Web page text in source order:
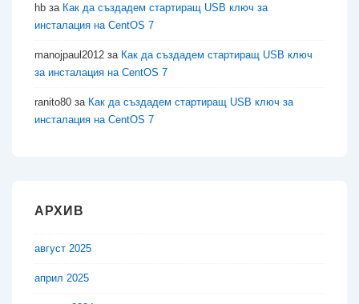
hb за Как да създадем стартиращ USB ключ за
инсталация на CentOS 7
manojpaul2012 за Как да създадем стартиращ USB ключ
за инсталация на CentOS 7
ranito80 за Как да създадем стартиращ USB ключ за
инсталация на CentOS 7
АРХИВ
август 2025
април 2025